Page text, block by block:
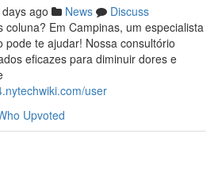
ago News
Discuss
coluna? Em Campinas, um especialista
pode te ajudar! Nossa consultório
eficazes para diminuir dores e
user
Upvoted